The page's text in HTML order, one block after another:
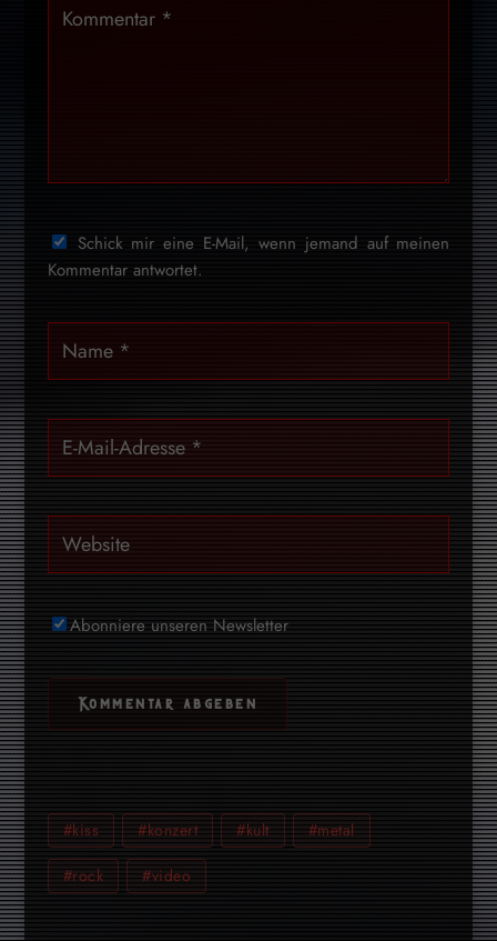
Schick mir eine E-Mail, wenn jemand auf meinen
Kommentar antwortet.
Abonniere unseren Newsletter
#kiss #konzert #kult #metal
#rock #video